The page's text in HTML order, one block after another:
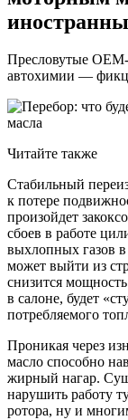
Пресловутые
автохимии —
Читайте также
Стабильный
к потере
произойдет
сбоев в работе
выхлопных газов
может выйти из
снизится
в салоне, будет
потребляемого
Проникая через
масло способно
жирный нагар.
нарушить работу
ротора, ну и